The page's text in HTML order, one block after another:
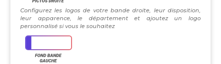
Configurez les logos de votre bande droite, leur disposition,
leur apparence, le département et ajoutez un logo
personnalisé si vous le souhaitez